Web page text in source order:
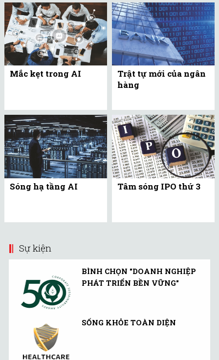
Mắc kẹt trong AI
Trật tự mới của ngân
hàng
Sóng hạ tầng AI Tâm sóng IPO thứ 3
Sự kiện
BÌNH CHỌN "DOANH NGHIỆP
PHÁT TRIỂN BỀN VỮNG"
SỐNG KHỎE TOÀN DIỆN